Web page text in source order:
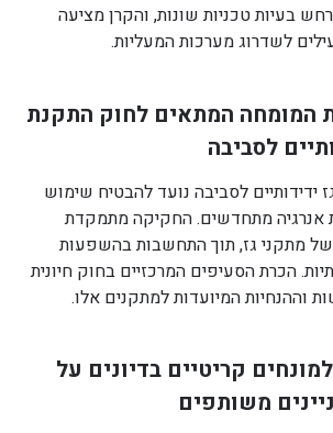
בעיות טכניות שונות, והקרן מציעה
לשדרוג מערכות המעליות.
המומחה המתאים לחוק התקנת
לסביבה
ידידותיים לסביבה נועד להבטיח שימוש
אנרגיה מתחדשים. החקיקה מתמקדת
מתקני גז, תוך התחשבות בהשפעות
הכרת הסעיפים המרכזיים בחוק חיונית
וההנחיות המיועדות למתקנים אלו.
קריטיים בדיונים על
משותפים